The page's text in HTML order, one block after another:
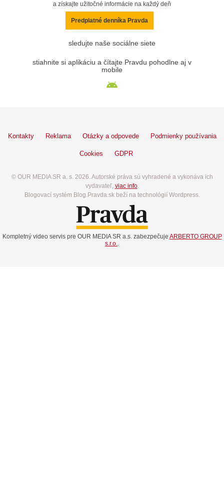
a získajte užitočné informácie na každý deň
Predplatné denníka Pravda
sledujte naše sociálne siete
stiahnite si aplikáciu a čítajte Pravdu pohodlne aj v
mobile
Kontakty Reklama Otázky a odpovede Podmienky používania
Cookies GDPR
© OUR MEDIA SR a. s. 2026. Autorské práva sú vyhradené a vykonáva ich
vydavateľ, viac info.
Blogovací systém Blog.Pravda.sk beží na technológií Wordpress.
Kompletný video servis pre OUR MEDIA SR a.s. zabezpečuje ARBERTO GROUP
s.r.o..